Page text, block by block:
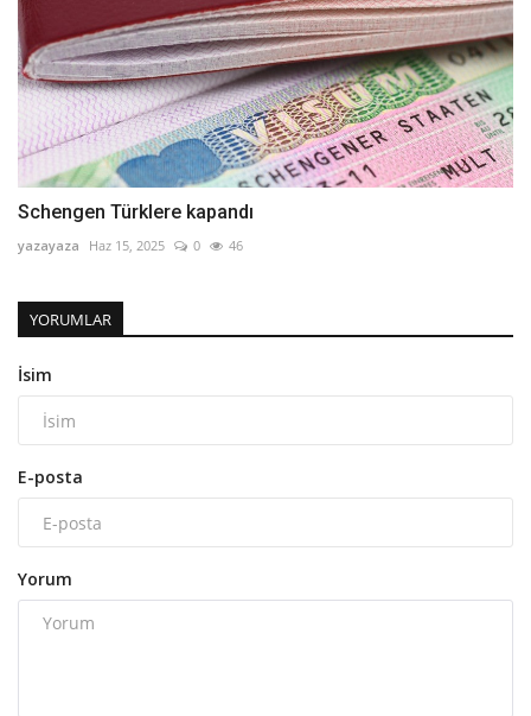
Schengen Türklere kapandı
yazayaza Haz 15, 2025 0 46
YORUMLAR
İsim
E-posta
Yorum